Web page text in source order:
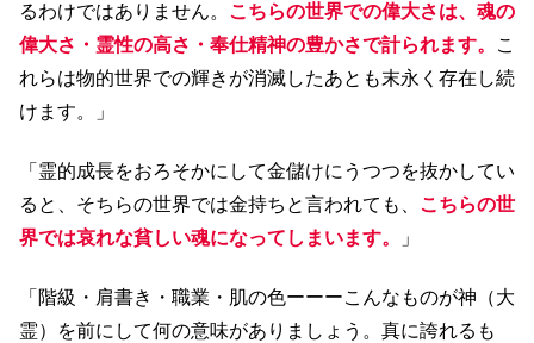
るわけではありません。 こちらの世界での偉大さは、魂の
偉大さ・霊性の高さ・奉仕精神の豊かさで計られます。
こ
れらは物的世界での輝きが消滅したあとも末永く存在し続
けます。」
「霊的成長をおろそかにして金儲けにうつつを抜かしてい
ると、そちらの世界では金持ちと言われても、 こちらの世
界では哀れな貧しい魂になってしまいます。
」
「階級・肩書き・職業・肌の色ーーーこんなものが神（大
霊）を前にして何の意味がありましょう。真に誇れるも